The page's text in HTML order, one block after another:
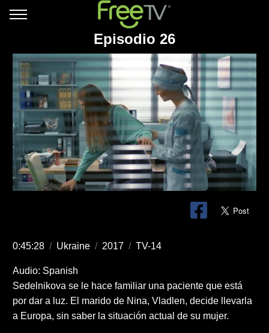
Episodio 26
0:45:28 / Ukraine / 2017 / TV-14
Audio: Spanish
Sedelnikova se le hace familiar una paciente que está
por dar a luz. El marido de Nina, Vladlen, decide llevarla
a Europa, sin saber la situación actual de su mujer.